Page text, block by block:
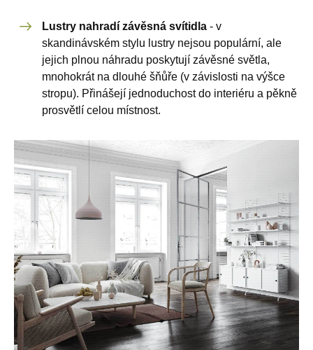
Lustry nahradí závěsná svítidla - v
skandinávském stylu lustry nejsou populární, ale
jejich plnou náhradu poskytují závěsné světla,
mnohokrát na dlouhé šňůře (v závislosti na výšce
stropu). Přinášejí jednoduchost do interiéru a pěkně
prosvětlí celou místnost.